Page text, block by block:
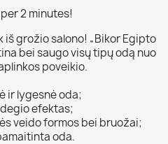
2 minutes!
iš grožio salono! „Bikor Egipto
bei saugo visų tipų odą nuo
poveikio.
ir lygesnė oda;
efektas;
veido formos bei bruožai;
oda.